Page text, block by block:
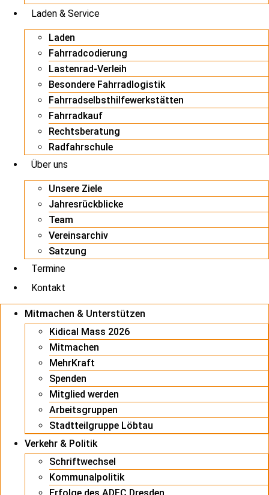
Laden & Service
Laden
Fahrradcodierung
Lastenrad-Verleih
Besondere Fahrradlogistik
Fahrradselbsthilfewerkstätten
Fahrradkauf
Rechtsberatung
Radfahrschule
Über uns
Unsere Ziele
Jahresrückblicke
Team
Vereinsarchiv
Satzung
Termine
Kontakt
Mitmachen & Unterstützen
Kidical Mass 2026
Mitmachen
MehrKraft
Spenden
Mitglied werden
Arbeitsgruppen
Stadtteilgruppe Löbtau
Verkehr & Politik
Schriftwechsel
Kommunalpolitik